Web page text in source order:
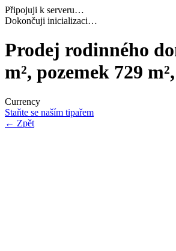
Připojuji k serveru…
Dokončuji inicializaci…
Prodej rodinného
m², pozemek 729
Currency
Staňte se naším tipařem
← Zpět